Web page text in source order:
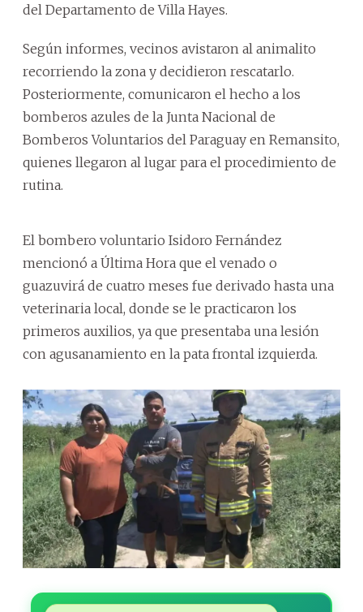
del Departamento de Villa Hayes.
Según informes, vecinos avistaron al animalito
recorriendo la zona y decidieron rescatarlo.
Posteriormente, comunicaron el hecho a los
bomberos azules de la Junta Nacional de
Bomberos Voluntarios del Paraguay en Remansito,
quienes llegaron al lugar para el procedimiento de
rutina.
El bombero voluntario Isidoro Fernández
mencionó a Última Hora que el venado o
guazuvirá de cuatro meses fue derivado hasta una
veterinaria local, donde se le practicaron los
primeros auxilios, ya que presentaba una lesión
con agusanamiento en la pata frontal izquierda.